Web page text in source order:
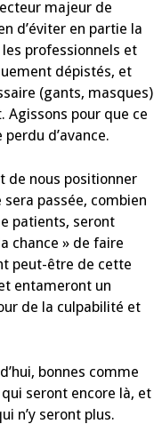
majeur de
d’éviter en partie la
professionnels et
dépistés, et
(gants, masques)
pour que ce
d’avance.
de nous positionner
passée, combien
patients, seront
chance » de faire
peut-être de cette
entameront un
de la culpabilité et
bonnes comme
seront encore là, et
n’y seront plus.